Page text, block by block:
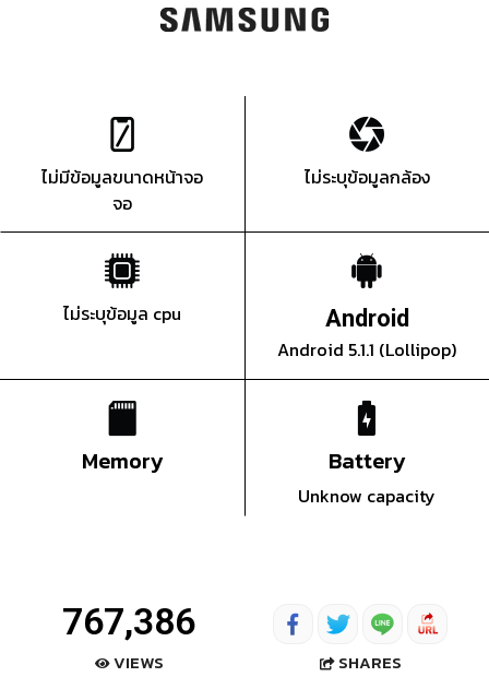
ไม่มีข้อมูลขนาดหน้าจอ
จอ
ไม่ระบุข้อมูลกล้อง
ไม่ระบุข้อมูล cpu Android
Android 5.1.1 (Lollipop)
Memory Battery
Unknow capacity
767,386
VIEWS SHARES